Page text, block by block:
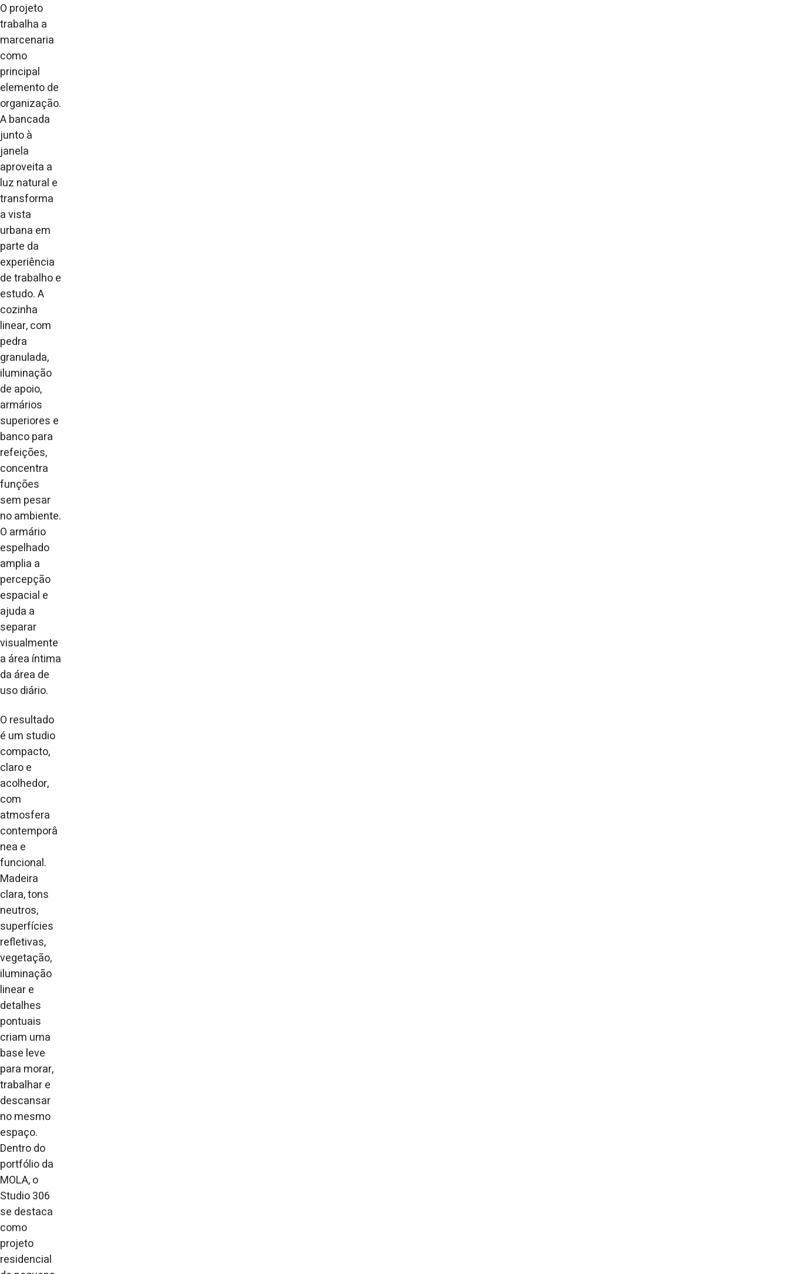
O projeto
trabalha a
marcenaria
como
principal
elemento de
organização.
A bancada
junto à
janela
aproveita a
luz natural e
transforma
a vista
urbana em
parte da
experiência
de trabalho e
estudo. A
cozinha
linear, com
pedra
granulada,
iluminação
de apoio,
armários
superiores e
banco para
refeições,
concentra
funções
sem pesar
no ambiente.
O armário
espelhado
amplia a
percepção
espacial e
ajuda a
separar
visualmente
a área íntima
da área de
uso diário.
O resultado
é um studio
compacto,
claro e
acolhedor,
com
atmosfera
contemporâ
nea e
funcional.
Madeira
clara, tons
neutros,
superfícies
refletivas,
vegetação,
iluminação
linear e
detalhes
pontuais
criam uma
base leve
para morar,
trabalhar e
descansar
no mesmo
espaço.
Dentro do
portfólio da
MOLA, o
Studio 306
se destaca
como
projeto
residencial